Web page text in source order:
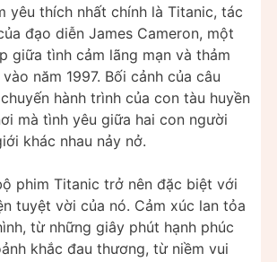
yêu thích nhất chính là Titanic, tác
đạo diễn James Cameron, một
giữa tình cảm lãng mạn và thảm
năm 1997. Bối cảnh của câu
hành trình của con tàu huyền
mà tình yêu giữa hai con người
khác nhau nảy nở.
phim Titanic trở nên đặc biệt với
tuyệt vời của nó. Cảm xúc lan tỏa
từ những giây phút hạnh phúc
khắc đau thương, từ niềm vui